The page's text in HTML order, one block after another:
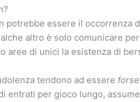
potrebbe essere il occorrenza
altro è solo comunicare
aree di unici la esistenza di
tendono ad essere
entrati per gioco lungo,